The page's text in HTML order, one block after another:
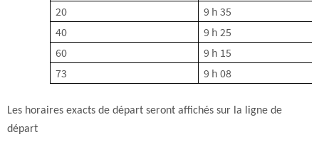
20
9 h 35
40
9 h 25
60
9 h 15
73
9 h 08
Les horaires exacts de départ seront affichés sur la ligne de
départ